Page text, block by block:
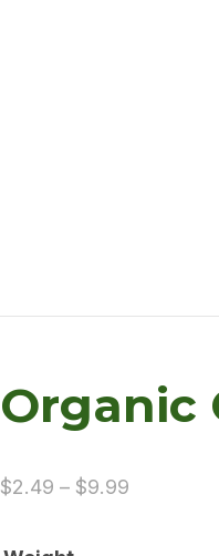
Organic
$2.49 – $9.99Price